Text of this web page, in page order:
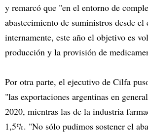
y remarcó que "en el entorno de
abastecimiento de suministros desde el
internamente, este año el objetivo es
producción y la provisión de
Por otra parte, el ejecutivo de Cilfa
"las exportaciones argentinas en
2020, mientras las de la industria
1,5%. "No sólo pudimos sostener el